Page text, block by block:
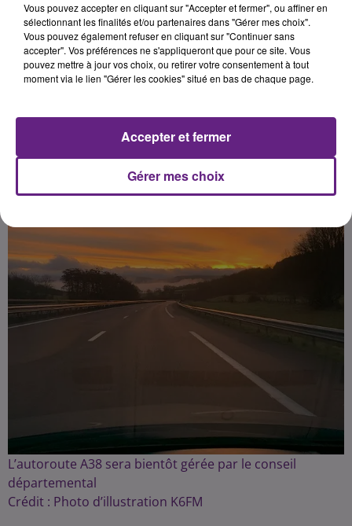
départemental de la Côte-d’Or.
Cette route sera à terme exploitée
et gérée par le département, sur
son territoire de compétence,
adressé hier par Clément Beaune.
Publié : 6 janvier 2023 à 18h00 par la rédaction
L’autoroute A38 sera bientôt gérée par le conseil
départemental
Crédit : Photo d’illustration K6FM
Vous pouvez accepter en cliquant sur "Accepter et fermer", ou affiner en
sélectionnant les finalités et/ou partenaires dans "Gérer mes choix".
Vous pouvez également refuser en cliquant sur "Continuer sans
accepter". Vos préférences ne s'appliqueront que pour ce site. Vous
pouvez mettre à jour vos choix, ou retirer votre consentement à tout
moment via le lien "Gérer les cookies" situé en bas de chaque page.
Gérer mes choix
Accepter et fermer